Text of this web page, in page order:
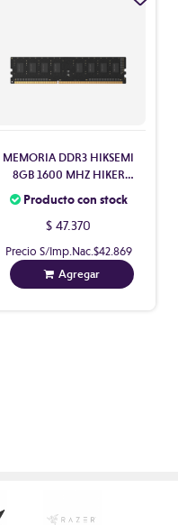
MEMORIA DDR3 HIKSEMI
8GB 1600 MHZ HIKER
Producto con stock
$ 47.370
Precio S/Imp.Nac. $42.869
Agregar